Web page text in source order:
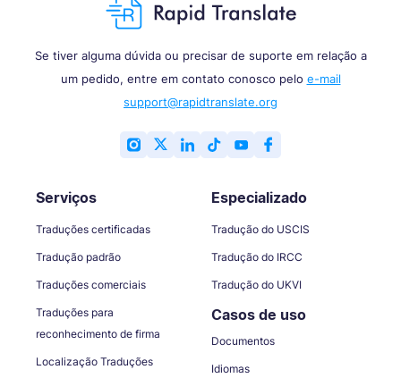
Se tiver alguma dúvida ou precisar de suporte em relação a
um pedido, entre em contato conosco pelo e-mail
support@rapidtranslate.org
Serviços
Traduções certificadas
Tradução padrão
Traduções comerciais
Traduções para
reconhecimento de firma
Localização Traduções
Especializado
Tradução do USCIS
Tradução do IRCC
Tradução do UKVI
Casos de uso
Documentos
Idiomas